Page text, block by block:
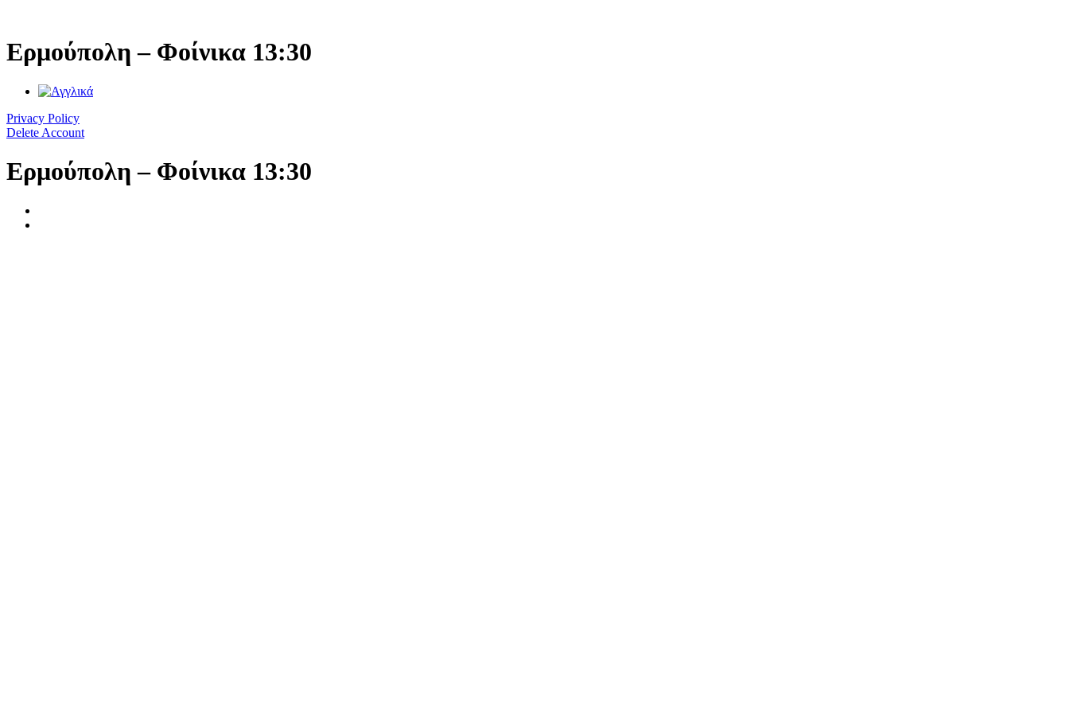
περιεχόμενο
Ερμούπολη – Φοίνικα 13:30
Privacy Policy
Delete Account
Ερμούπολη – Φοίνικα 13:30